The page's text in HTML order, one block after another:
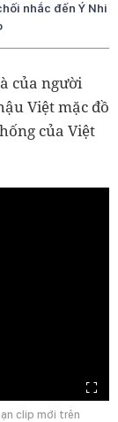
nhắc đến Ý Nhi
của người
Việt mặc đồ
của Việt
clip mới trên